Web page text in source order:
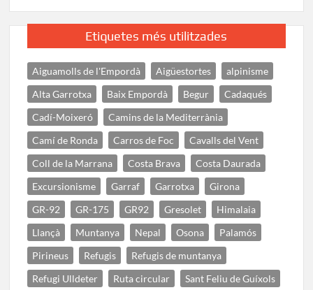
Etiquetes més utilitzades
Aiguamolls de l'Empordà Aigüestortes
alpinisme
Alta Garrotxa
Baix Empordà Begur
Cadaqués
Cadí-Moixeró
Camins de la Mediterrània
Camí de Ronda
Carros de Foc
Cavalls del Vent
Coll de la Marrana
Costa Brava
Costa Daurada
Excursionisme
Garraf Garrotxa
Girona
GR-92
GR-175 GR92 Gresolet
Himalaia
Llançà
Muntanya Nepal Osona
Palamós
Pirineus
Refugis
Refugis de muntanya
Refugi Ulldeter
Ruta circular
Sant Feliu de Guíxols